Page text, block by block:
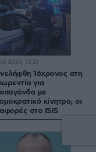
16χρονος στη
για
με
κίνητρο, οι
στο ISIS
13:21